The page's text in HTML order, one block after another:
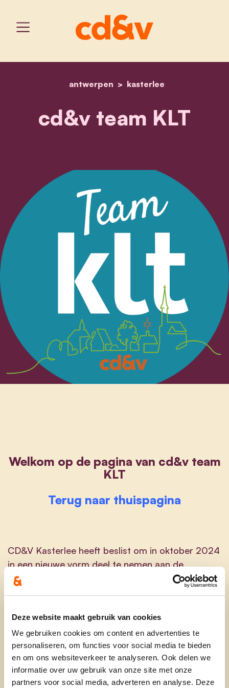
Deze website maakt gebruik van cookies
We gebruiken cookies om content en advertenties te
personaliseren, om functies voor social media te bieden
en om ons websiteverkeer te analyseren. Ook delen we
informatie over uw gebruik van onze site met onze
partners voor social media, adverteren en analyse. Deze
home
antwerpen kasterlee
cd&v team klt
cd&v team KLT
Welkom op de pagina van cd&v team
KLT
Terug naar thuispagina
CD&V Kasterlee heeft beslist om in oktober 2024
in een nieuwe vorm deel te nemen aan de
gemeenteraadsverkiezingen. We doen dit als
dorpen. De focus van ‘cd&v team KLT’ ligt dan
ook helemaal op het lokale. Kasterlee, Lichtaart
en Tielen staan centraal. Zo reiken we de hand
naar wie zich niet herkent in nationale partijen
maar wel zijn of haar verantwoordelijkheid wil